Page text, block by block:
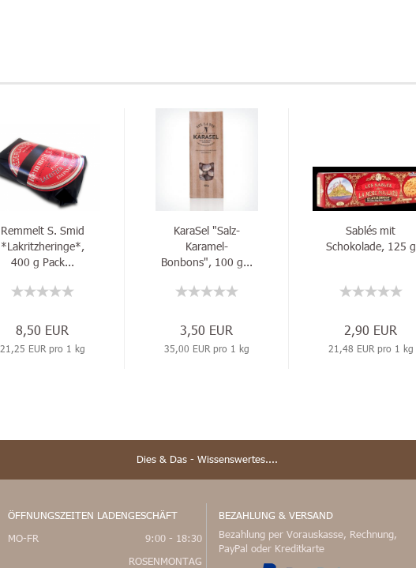
Remmelt S. Smid
*Lakritzheringe*,
400 g Pack...
8,50 EUR
21,25 EUR pro 1 kg
KaraSel "Salz-
Karamel-
Bonbons", 100 g...
3,50 EUR
35,00 EUR pro 1 kg
Sablés mit
Schokolade, 125 g
2,90 EUR
21,48 EUR pro 1 kg
Dies & Das - Wissenswertes....
ÖFFNUNGSZEITEN LADENGESCHÄFT
MO-FR
9:00 - 18:30
ROSENMONTAG
BEZAHLUNG & VERSAND
Bezahlung per Vorauskasse, Rechnung,
PayPal oder Kreditkarte